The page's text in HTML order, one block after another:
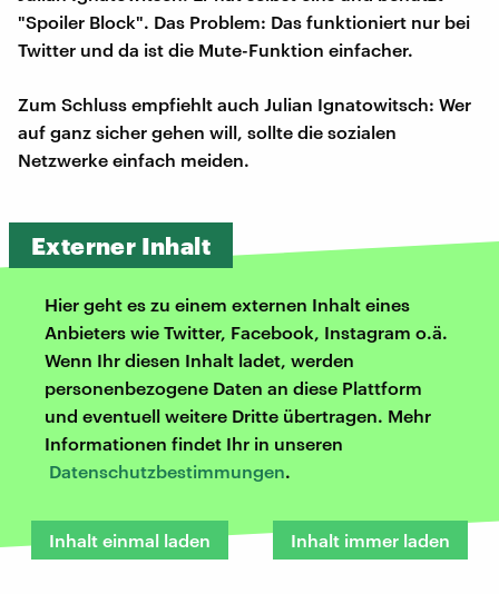
"Spoiler Block". Das Problem: Das funktioniert nur bei
Twitter und da ist die Mute-Funktion einfacher.
Zum Schluss empfiehlt auch Julian Ignatowitsch: Wer
auf ganz sicher gehen will, sollte die sozialen
Netzwerke einfach meiden.
Externer Inhalt
Hier geht es zu einem externen Inhalt eines
Anbieters wie Twitter, Facebook, Instagram o.ä.
Wenn Ihr diesen Inhalt ladet, werden
personenbezogene Daten an diese Plattform
und eventuell weitere Dritte übertragen. Mehr
Informationen findet Ihr in unseren
Datenschutzbestimmungen.
Inhalt einmal laden Inhalt immer laden